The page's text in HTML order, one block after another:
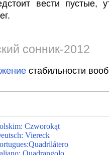
вести пустые,
сонник-2012
стабильности
Czworokąt
Viereck
Quadrangolo